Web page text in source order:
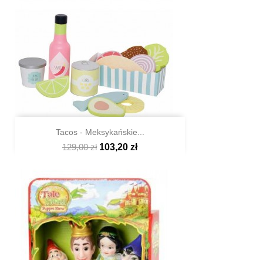
Szybki podgląd
Tacos - Meksykańskie...
129,00 zł 103,20 zł